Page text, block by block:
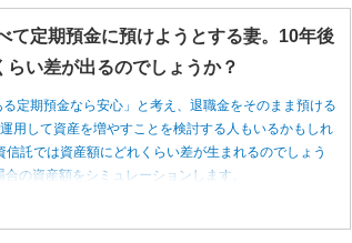
て定期預金に預けようとする妻。10年後
い差が出るのでしょうか？
定期預金なら安心」と考え、退職金をそのまま預ける
用して資産を増やすことを検討する人もいるかもしれ
託では資産額にどれくらい差が生まれるのでしょう
の資産額をシミュレーションします。